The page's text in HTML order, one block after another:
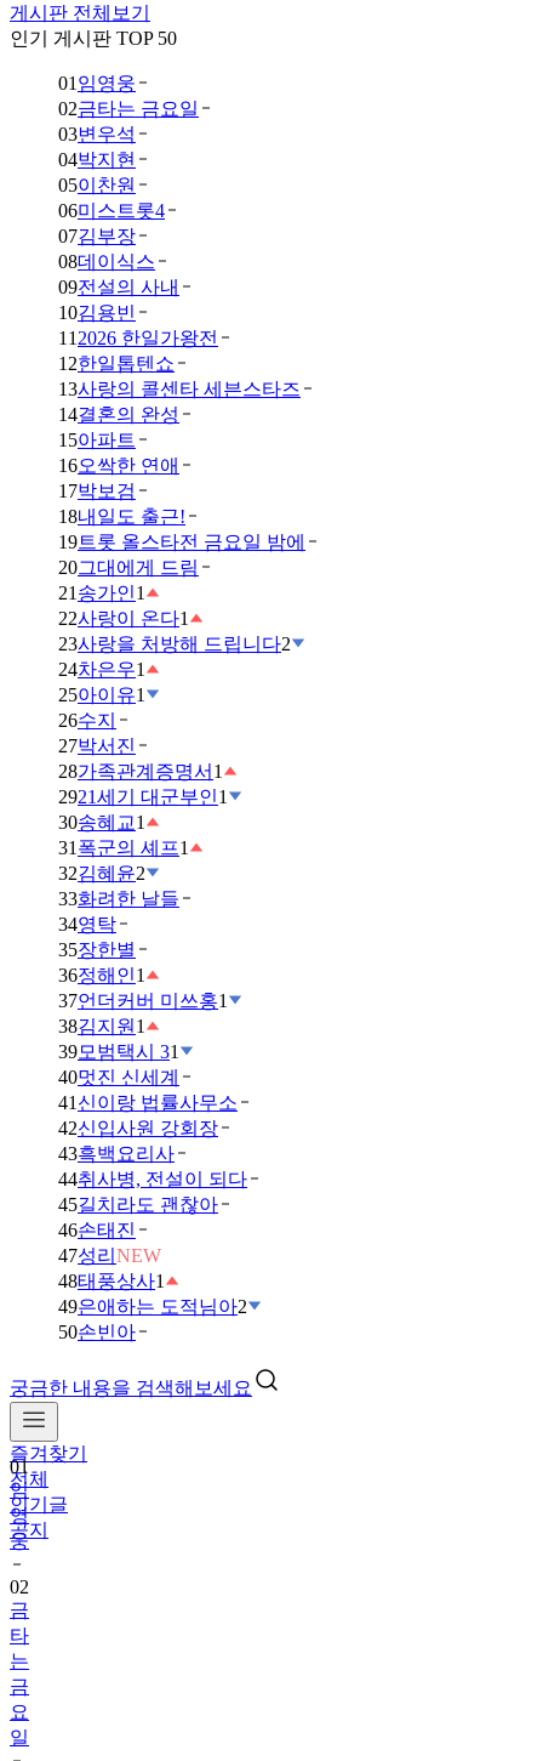
게시판 전체보기
인기 게시판 TOP 50
01 임영웅
02금타는 금요일
03변우석
04박지현
05이찬원
06미스트롯4
07김부장
08데이식스
09전설의 사내
10김용빈
11 2026 한일가왕전
12한일톱텐쇼
13사랑의 콜센타 세븐스타즈
14결혼의 완성
15아파트
16오싹한 연애
17박보검
18내일도 출근!
19트롯 올스타전 금요일 밤에
20그대에게 드림
21 송가인1
22사랑이 온다1
23사랑을 처방해 드립니다2
24차은우1
25아이유1
26수지
27박서진
28가족관계증명서 1
2921세기 대군부인1
30송혜교1
31 폭군의 셰프1
32김혜윤2
33화려한 날들
34영탁
35장한별
36정해인1
37언더커버 미쓰홍1
38김지원 1
39모범택시 31
40멋진 신세계
41 신이랑 법률사무소
42신입사원 강회장
43흑백요리사
44취사병, 전설이 되다
45길치라도 괜찮아
46손태진
47성리 NEW
48태풍상사1
49은애하는 도적님아2
50손빈아
궁금한 내용을 검색해보세요
즐겨찾기
전체
인기글
공지
01
임
영
웅
02
금
타
는
금
요
일